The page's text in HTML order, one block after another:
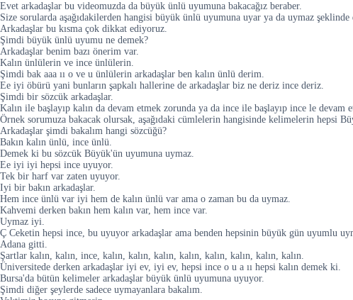
Evet arkadaşlar bu videomuzda da büyük ünlü uyumuna bakacağız beraber.
Size sorularda aşağıdakilerden hangisi büyük ünlü uyumuna uyar ya da uymaz
Arkadaşlar bu kısma çok dikkat ediyoruz.
Şimdi büyük ünlü uyumu ne demek?
Arkadaşlar benim bazı önerim var.
Kalın ünlülerin ve ince ünlülerin.
Şimdi bak aaa ıı o ve u ünlülerin arkadaşlar ben kalın ünlü derim.
Ee iyi öbürü yani bunların şapkalı hallerine de arkadaşlar biz ne deriz ince deriz.
Şimdi bir sözcük arkadaşlar.
Kalın ile başlayıp kalın da devam etmek zorunda ya da ince ile başlayıp ince le devam
Örnek sorumuza bakacak olursak, aşağıdaki cümlelerin hangisinde kelimelerin hepsi
Arkadaşlar şimdi bakalım hangi sözcüğü?
Bakın kalın ünlü, ince ünlü.
Demek ki bu sözcük Büyük'ün uyumuna uymaz.
Ee iyi iyi hepsi ince uyuyor.
Tek bir harf var zaten uyuyor.
Iyi bir bakın arkadaşlar.
Hem ince ünlü var iyi hem de kalın ünlü var ama o zaman bu da uymaz.
Kahvemi derken bakın hem kalın var, hem ince var.
Uymaz iyi.
Ç Ceketin hepsi ince, bu uyuyor arkadaşlar ama benden hepsinin büyük gün uyumlu
Adana gitti.
Şartlar kalın, kalın, ince, kalın, kalın, kalın, kalın, kalın, kalın, kalın, kalın.
Üniversitede derken arkadaşlar iyi ev, iyi ev, hepsi ince o u a ıı hepsi kalın demek ki.
Bursa'da bütün kelimeler arkadaşlar büyük ünlü uyumuna uyuyor.
Şimdi diğer şeylerde sadece uymayanlara bakalım.